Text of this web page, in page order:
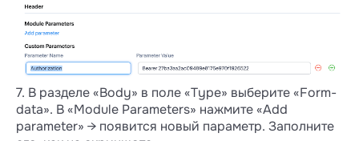
«Дополнительно». Внизу страницы
скопируйте ключ.
7. В разделе «Body» в поле «Type» выберите «Form-
data». В «Module Parameters» нажмите «Add
parameter» → появится новый параметр. Заполните